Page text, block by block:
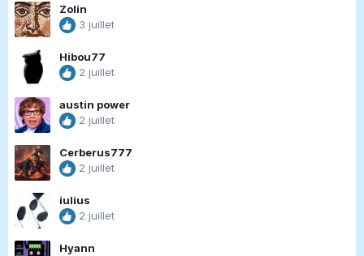
Zolin
3 juillet
Hibou77
2 juillet
austin power
2 juillet
Cerberus777
2 juillet
iulius
2 juillet
Hyann